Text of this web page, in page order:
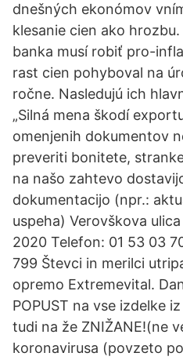
dnešných ekonómov
klesanie cien ako
banka musí robiť pro-
rast cien pohyboval na
ročne. Nasledujú ich
„Silná mena škodí
omenjenih dokumentov
preveriti bonitete,
na našo zahtevo
dokumentacijo (npr.:
uspeha) Verovškova
2020 Telefon: 01 53 03
799 Števci in merilci
opremo Extremevital.
POPUST na vse izdelke
tudi na že ZNIŽANE!(ne
koronavirusa (povzeto